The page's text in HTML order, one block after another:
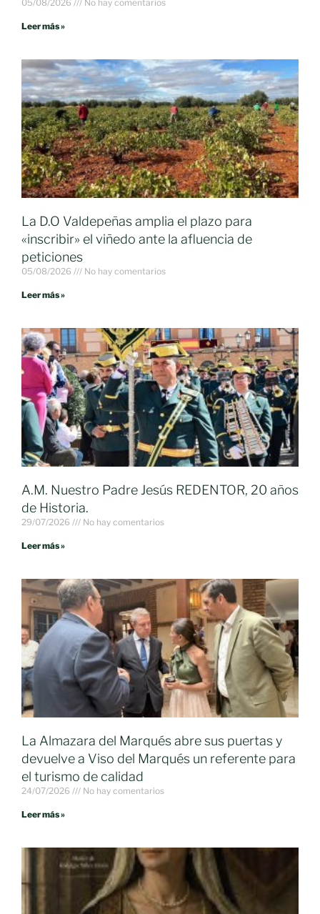
05/08/2026 No hay comentarios
Leer más »
La D.O Valdepeñas amplia el plazo para
«inscribir» el viñedo ante la afluencia de
peticiones
05/08/2026 No hay comentarios
Leer más »
A.M. Nuestro Padre Jesús REDENTOR, 20 años
de Historia.
29/07/2026 No hay comentarios
Leer más »
La Almazara del Marqués abre sus puertas y
devuelve a Viso del Marqués un referente para
el turismo de calidad
24/07/2026 No hay comentarios
Leer más »